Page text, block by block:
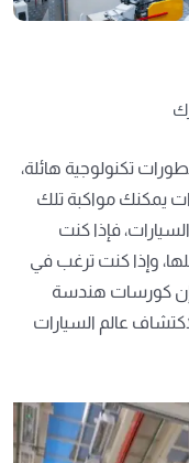
تكنولوجية هائلة،
يمكنك مواكبة تلك
فإذا كنت
وإذا كنت ترغب في
كورسات هندسة
عالم السيارات